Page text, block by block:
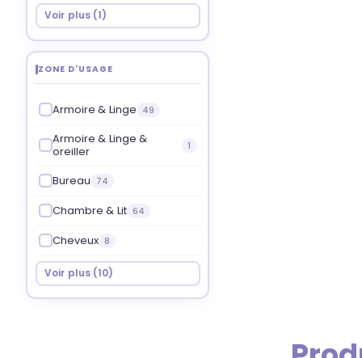
Voir plus (1)
ZONE D'USAGE
Armoire & Linge 49
Armoire & Linge &
oreiller
1
Bureau 74
Chambre & Lit 64
Cheveux 8
Voir plus (10)